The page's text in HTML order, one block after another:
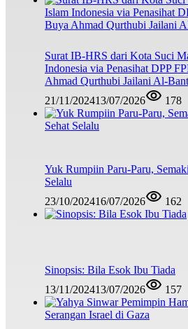
Surat IB-HRS dari Kota Suci
Indonesia via Penasihat DPP
Ahmad Qurthubi Jailani Al-
21/11/202413/07/2026 178
Yuk Rumpiin Paru-Paru,
Selalu
23/10/202416/07/2026 162
Sinopsis: Bila Esok Ibu Tiada
13/11/202413/07/2026 157